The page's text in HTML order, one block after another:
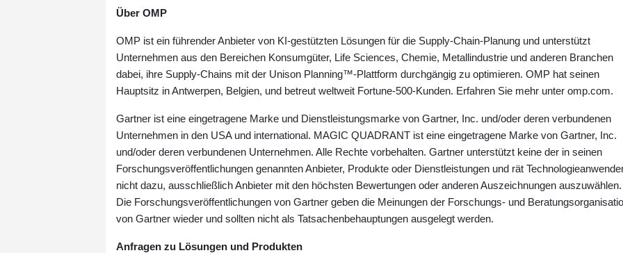
Über OMP
OMP ist ein führender Anbieter von KI-gestützten Lösungen für die Supply-Chain-Planung und unterstützt
Unternehmen aus den Bereichen Konsumgüter, Life Sciences, Chemie, Metallindustrie und anderen Branchen
dabei, ihre Supply-Chains mit der Unison Planning™-Plattform durchgängig zu optimieren. OMP hat seinen
Hauptsitz in Antwerpen, Belgien, und betreut weltweit Fortune-500-Kunden. Erfahren Sie mehr unter omp.com.
Gartner ist eine eingetragene Marke und Dienstleistungsmarke von Gartner, Inc. und/oder deren verbundenen
Unternehmen in den USA und international. MAGIC QUADRANT ist eine eingetragene Marke von Gartner, Inc.
und/oder deren verbundenen Unternehmen. Alle Rechte vorbehalten. Gartner unterstützt keine der in seinen
Forschungsveröffentlichungen genannten Anbieter, Produkte oder Dienstleistungen und rät
nicht dazu, ausschließlich Anbieter mit den höchsten Bewertungen oder anderen Auszeichnungen auszuwählen.
Die Forschungsveröffentlichungen von Gartner geben die Meinungen der Forschungs- und
von Gartner wieder und sollten nicht als Tatsachenbehauptungen ausgelegt werden.
Anfragen zu Lösungen und Produkten